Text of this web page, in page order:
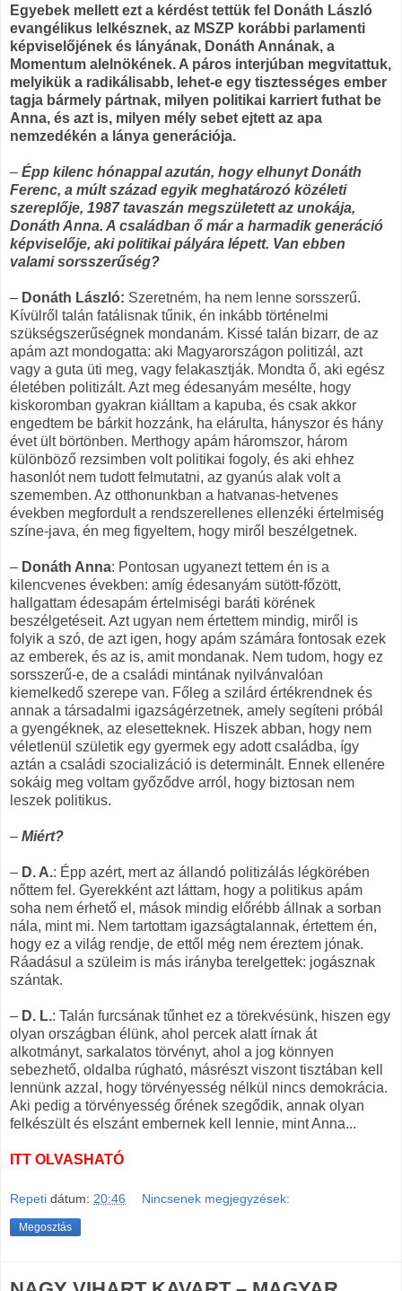
Egyebek mellett ezt a kérdést tettük fel Donáth László
evangélikus lelkésznek, az MSZP korábbi parlamenti
képviselőjének és lányának, Donáth Annának, a
Momentum alelnökének. A páros interjúban megvitattuk,
melyikük a radikálisabb, lehet-e egy tisztességes ember
tagja bármely pártnak, milyen politikai karriert futhat be
Anna, és azt is, milyen mély sebet ejtett az apa
nemzedékén a lánya generációja.
– Épp kilenc hónappal azután, hogy elhunyt Donáth
Ferenc, a múlt század egyik meghatározó közéleti
szereplője, 1987 tavaszán megszületett az unokája,
Donáth Anna. A családban ő már a harmadik generáció
képviselője, aki politikai pályára lépett. Van ebben
valami sorsszerűség?
– Donáth László: Szeretném, ha nem lenne sorsszerű.
Kívülről talán fatálisnak tűnik, én inkább történelmi
szükségszerűségnek mondanám. Kissé talán bizarr, de az
apám azt mondogatta: aki Magyarországon politizál, azt
vagy a guta üti meg, vagy felakasztják. Mondta ő, aki egész
életében politizált. Azt meg édesanyám mesélte, hogy
kiskoromban gyakran kiálltam a kapuba, és csak akkor
engedtem be bárkit hozzánk, ha elárulta, hányszor és hány
évet ült börtönben. Merthogy apám háromszor, három
különböző rezsimben volt politikai fogoly, és aki ehhez
hasonlót nem tudott felmutatni, az gyanús alak volt a
szememben. Az otthonunkban a hatvanas-hetvenes
években megfordult a rendszerellenes ellenzéki értelmiség
színe-java, én meg figyeltem, hogy miről beszélgetnek.
– Donáth Anna: Pontosan ugyanezt tettem én is a
kilencvenes években: amíg édesanyám sütött-főzött,
hallgattam édesapám értelmiségi baráti körének
beszélgetéseit. Azt ugyan nem értettem mindig, miről is
folyik a szó, de azt igen, hogy apám számára fontosak ezek
az emberek, és az is, amit mondanak. Nem tudom, hogy ez
sorsszerű-e, de a családi mintának nyilvánvalóan
kiemelkedő szerepe van. Főleg a szilárd értékrendnek és
annak a társadalmi igazságérzetnek, amely segíteni próbál
a gyengéknek, az elesetteknek. Hiszek abban, hogy nem
véletlenül születik egy gyermek egy adott családba, így
aztán a családi szocializáció is determinált. Ennek ellenére
sokáig meg voltam győződve arról, hogy biztosan nem
leszek politikus.
– Miért?
– D. A.: Épp azért, mert az állandó politizálás légkörében
nőttem fel. Gyerekként azt láttam, hogy a politikus apám
soha nem érhető el, mások mindig előrébb állnak a sorban
nála, mint mi. Nem tartottam igazságtalannak, értettem én,
hogy ez a világ rendje, de ettől még nem éreztem jónak.
Ráadásul a szüleim is más irányba terelgettek: jogásznak
szántak.
– D. L.: Talán furcsának tűnhet ez a törekvésünk, hiszen egy
olyan országban élünk, ahol percek alatt írnak át
alkotmányt, sarkalatos törvényt, ahol a jog könnyen
sebezhető, oldalba rúgható, másrészt viszont tisztában kell
lennünk azzal, hogy törvényesség nélkül nincs demokrácia.
Aki pedig a törvényesség őrének szegődik, annak olyan
felkészült és elszánt embernek kell lennie, mint Anna...
ITT OLVASHATÓ
Repeti dátum: 20:46 Nincsenek megjegyzések:
Megosztás